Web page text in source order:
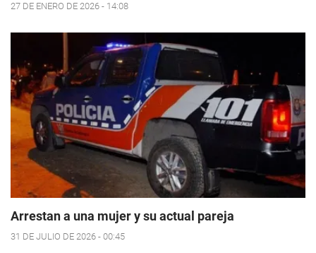
27 DE ENERO DE 2026 - 14:08
Arrestan a una mujer y su actual pareja
31 DE JULIO DE 2026 - 00:45